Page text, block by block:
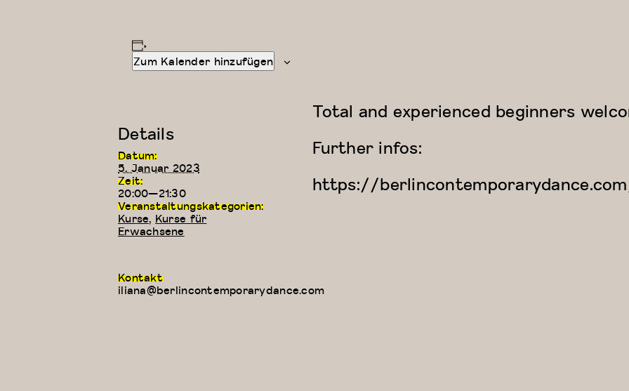
Total and experienced beginners
Further infos:
https://
Zum Kalender hinzufügen
Details
Datum:
5. Januar 2023
Zeit:
20:00—21:30
Veranstaltungskategorien:
Kurse, Kurse für
Erwachsene
Kontakt
iliana@berlincontemporarydance.com